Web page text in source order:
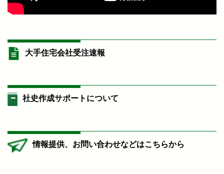
大手住宅会社受注速報
社史作成サポートについて
情報提供、お問い合わせなどはこちらから